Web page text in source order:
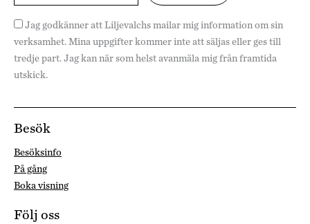
Jag godkänner att Liljevalchs mailar mig information om sin
verksamhet. Mina uppgifter kommer inte att säljas eller ges till
tredje part. Jag kan när som helst avanmäla mig från framtida
utskick.
Besök
Besöksinfo
På gång
Boka visning
Följ oss